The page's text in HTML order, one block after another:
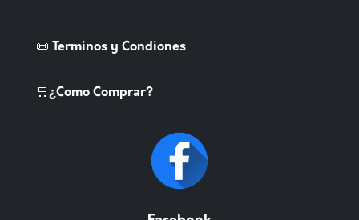
📜 Terminos y Condiones
🛒¿Como Comprar?